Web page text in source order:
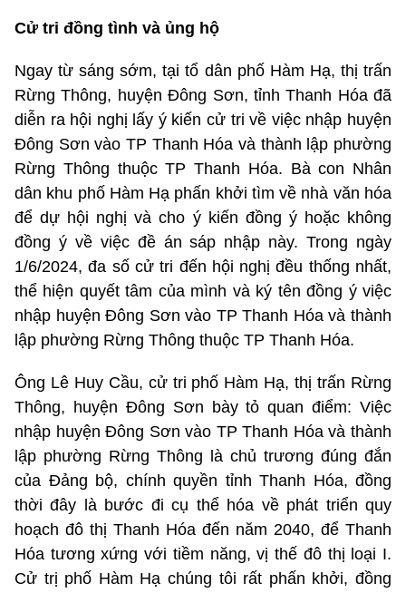
Cử tri đồng tình và ủng hộ
Ngay từ sáng sớm, tại tổ dân phố Hàm Hạ, thị trấn
Rừng Thông, huyện Đông Sơn, tỉnh Thanh Hóa đã
diễn ra hội nghị lấy ý kiến cử tri về việc nhập huyện
Đông Sơn vào TP Thanh Hóa và thành lập phường
Rừng Thông thuộc TP Thanh Hóa. Bà con Nhân
dân khu phố Hàm Hạ phấn khởi tìm về nhà văn hóa
để dự hội nghị và cho ý kiến đồng ý hoặc không
đồng ý về việc đề án sáp nhập này. Trong ngày
1/6/2024, đa số cử tri đến hội nghị đều thống nhất,
thể hiện quyết tâm của mình và ký tên đồng ý việc
nhập huyện Đông Sơn vào TP Thanh Hóa và thành
lập phường Rừng Thông thuộc TP Thanh Hóa.
Ông Lê Huy Cầu, cử tri phố Hàm Hạ, thị trấn Rừng
Thông, huyện Đông Sơn bày tỏ quan điểm: Việc
nhập huyện Đông Sơn vào TP Thanh Hóa và thành
lập phường Rừng Thông là chủ trương đúng đắn
của Đảng bộ, chính quyền tỉnh Thanh Hóa, đồng
thời đây là bước đi cụ thể hóa về phát triển quy
hoạch đô thị Thanh Hóa đến năm 2040, để Thanh
Hóa tương xứng với tiềm năng, vị thế đô thị loại I.
Cử trị phố Hàm Hạ chúng tôi rất phấn khởi, đồng